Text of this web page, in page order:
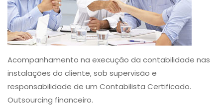
Acompanhamento na execução da contabilidade nas
instalações do cliente, sob supervisão e
responsabilidade de um Contabilista Certificado.
Outsourcing financeiro.